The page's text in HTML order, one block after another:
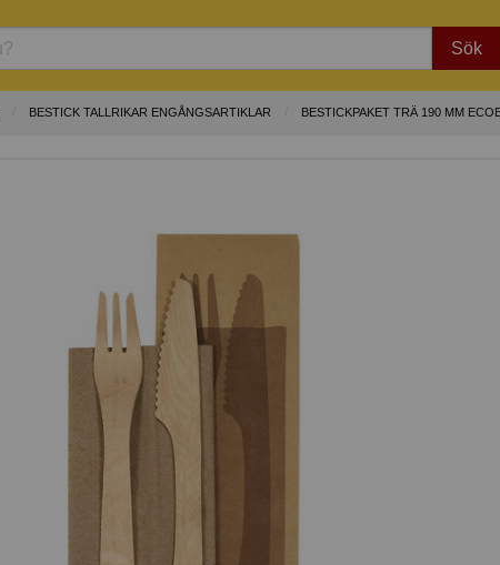
Sök
BESTICK TALLRIKAR ENGÅNGSARTIKLAR BESTICKPAKET TRÄ 190 MM